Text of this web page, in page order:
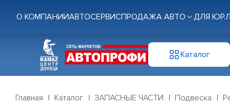
О КОМПАНИИАВТОСЕРВИСПРОДАЖА АВТО ДЛЯ
Каталог
Главная Каталог ЗАПАСНЫЕ ЧАСТИ Подвеска